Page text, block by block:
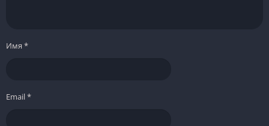
Имя *
Email*